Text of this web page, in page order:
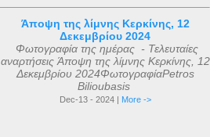
Άποψη της λίμνης Κερκίνης, 12
Δεκεμβρίου 2024
Φωτογραφία της ημέρας - Τελευταίες
αναρτήσεις Άποψη της λίμνης Κερκίνης, 12
Δεκεμβρίου 2024ΦωτογραφίαPetros
Bilioubasis
Dec-13 - 2024 | More ->